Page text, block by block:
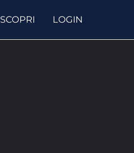
SCOPRI LOGIN